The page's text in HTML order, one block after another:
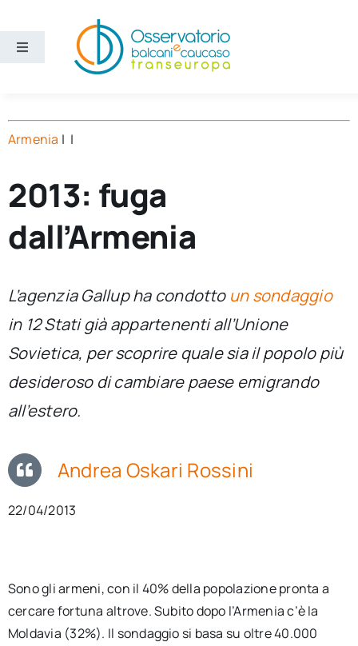
contenuto
Toggle
Temi
Ricerca e divulgazione
Sezioni
Chi siamo
Cerca
Newsletter
Ita
Armenia | |
2013: fuga
dall’Armenia
L’agenzia Gallup ha condotto un sondaggio
in 12 Stati già appartenenti all’Unione
Sovietica, per scoprire quale sia il popolo più
desideroso di cambiare paese emigrando
all’estero.
Andrea Oskari Rossini
22/04/2013
Sono gli armeni, con il 40% della popolazione pronta a
cercare fortuna altrove. Subito dopo l’Armenia c’è la
Moldavia (32%). Il sondaggio si basa su oltre 40.000